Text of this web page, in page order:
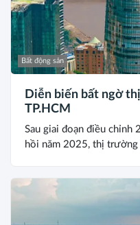
Bất động sản
Diễn biến bất ngờ
TP.HCM
Sau giai đoạn điều chỉnh
hồi năm 2025, thị trường